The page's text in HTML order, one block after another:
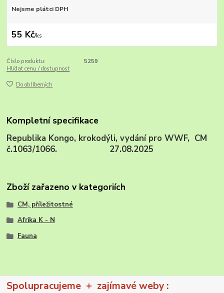
Nejsme plátci DPH
55 Kč/ks
Číslo produktu:
5259
Hlídat cenu / dostupnost
Do oblíbených
Kompletní specifikace
Republika Kongo, krokodýli, vydání pro WWF, CM
č.1063/1066. 27.08.2025
Zboží zařazeno v kategoriích
CM, příležitostné
Afrika K - N
Fauna
Spolupracujeme + zajímavé weby :